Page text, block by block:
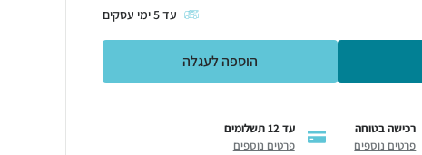
עד5ימי עסקים
הוספה לעגלה
רכישה בטוחה
פרטים נוספים
עד 12 תשלומים
פרטים נוספים